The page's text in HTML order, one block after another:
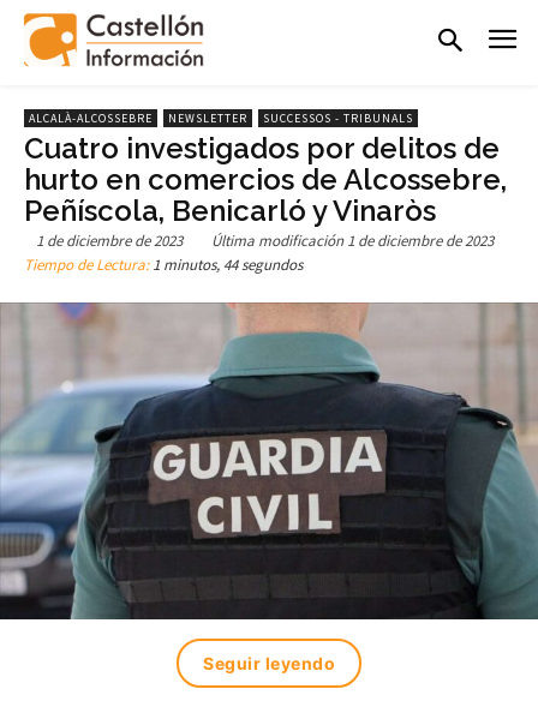
ALCALÀ-ALCOSSEBRE NEWSLETTER SUCCESSOS - TRIBUNALS
Cuatro investigados por delitos de
hurto en comercios de Alcossebre,
Peñíscola, Benicarló y Vinaròs
1 de diciembre de 2023 Última modificación 1 de diciembre de 2023
Tiempo de Lectura:1 minutos, 44 segundos
Seguir leyendo